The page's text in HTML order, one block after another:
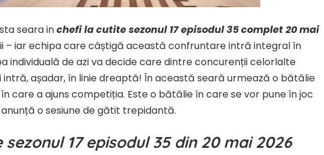
seara inchefi la cutite sezonul 17 episodul 35 complet 20 mai
– iar echipa care câștigă această confruntare intră integral în
individuală de azi va decide care dintre concurenții celorlalte
intră, așadar, în linie dreaptă! În această seară urmează o bătălie
care a ajuns competiția. Este o bătălie în care se vor pune în joc
o sesiune de gătit trepidantă.
17 episodul 35 din 20 mai 2026